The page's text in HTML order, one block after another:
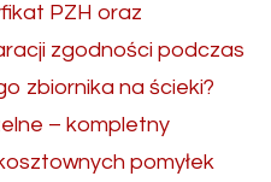
PZH oraz
zgodności podczas
zbiornika na ścieki?
– kompletny
pomyłek